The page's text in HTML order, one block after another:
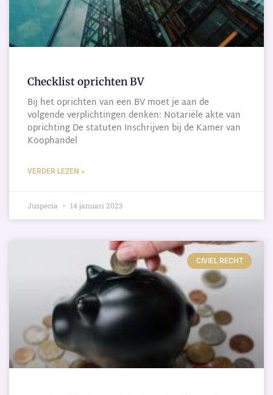
Checklist oprichten BV
Bij het oprichten van een BV moet je aan de
volgende verplichtingen denken: Notariële akte van
oprichting De statuten Inschrijven bij de Kamer van
Koophandel
VERDER LEZEN »
Juspecia 14 januari 2023
CIVIEL RECHT